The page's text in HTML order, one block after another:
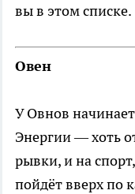
вы в этом списке.
Овен
У Овнов
Энергии — хоть
рывки, и на
пойдёт вверх по